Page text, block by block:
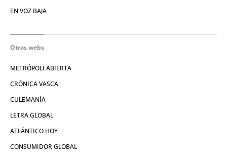
EN VOZ BAJA
Otras webs
METRÓPOLI ABIERTA
CRÓNICA VASCA
CULEMANÍA
LETRA GLOBAL
ATLÁNTICO HOY
CONSUMIDOR GLOBAL